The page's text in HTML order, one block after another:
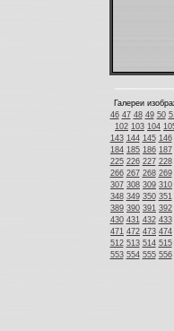
Галереи
46 47 48 49 50
102 103 104
143 144 145 146
184 185 186 187
225 226 227 228
266 267 268 269
307 308 309 310
348 349 350 351
389 390 391 392
430 431 432 433
471 472 473 474
512 513 514 515
553 554 555 556